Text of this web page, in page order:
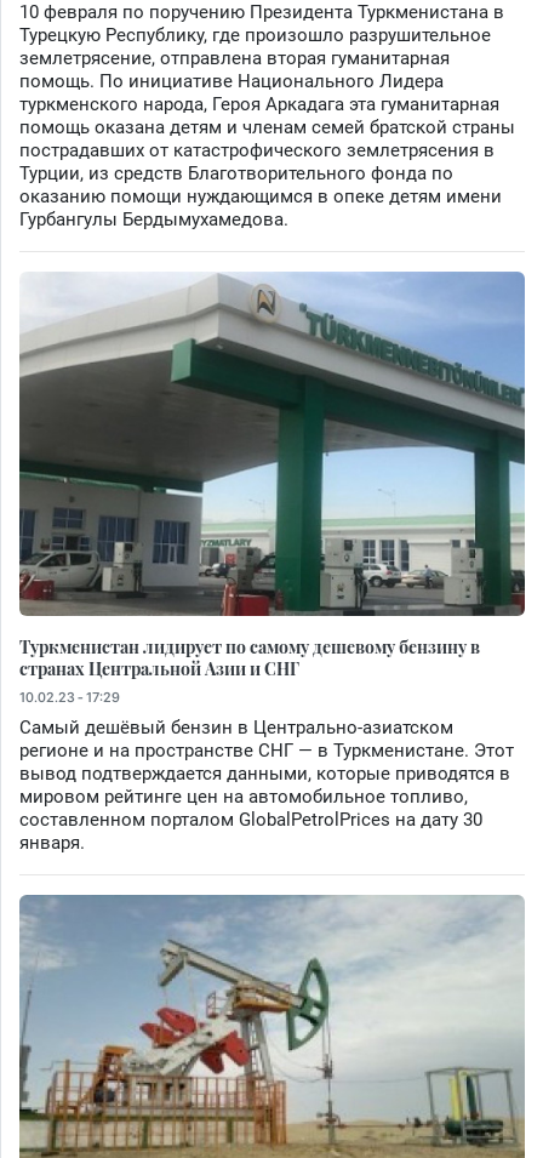
10 февраля по поручению Президента Туркменистана в
Турецкую Республику, где произошло разрушительное
землетрясение, отправлена вторая гуманитарная
помощь. По инициативе Национального Лидера
туркменского народа, Героя Аркадага эта гуманитарная
помощь оказана детям и членам семей братской страны
пострадавших от катастрофического землетрясения в
Турции, из средств Благотворительного фонда по
оказанию помощи нуждающимся в опеке детям имени
Гурбангулы Бердымухамедова.
Туркменистан лидирует по самому дешевому бензину в
странах Центральной Азии и СНГ
10.02.23 - 17:29
Самый дешёвый бензин в Центрально-азиатском
регионе и на пространстве СНГ — в Туркменистане. Этот
вывод подтверждается данными, которые приводятся в
мировом рейтинге цен на автомобильное топливо,
составленном порталом GlobalPetrolPrices на дату 30
января.